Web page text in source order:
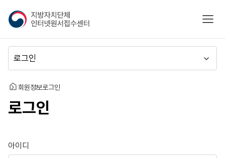
지
방
자
치
단
체
인
넷
접
수
모바
뉴
동
홈 회원정보로그인
로그인
로그인
아이디